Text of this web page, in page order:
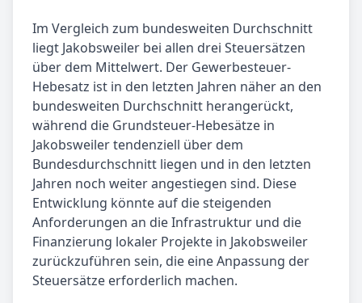
Im Vergleich zum bundesweiten Durchschnitt
liegt Jakobsweiler bei allen drei Steuersätzen
über dem Mittelwert. Der Gewerbesteuer-
Hebesatz ist in den letzten Jahren näher an den
bundesweiten Durchschnitt herangerückt,
während die Grundsteuer-Hebesätze in
Jakobsweiler tendenziell über dem
Bundesdurchschnitt liegen und in den letzten
Jahren noch weiter angestiegen sind. Diese
Entwicklung könnte auf die steigenden
Anforderungen an die Infrastruktur und die
Finanzierung lokaler Projekte in Jakobsweiler
zurückzuführen sein, die eine Anpassung der
Steuersätze erforderlich machen.